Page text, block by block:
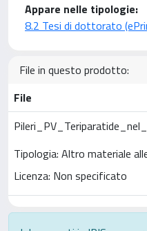
Appare nelle tipologie:
8.2 Tesi di dottorato
File in questo prodotto:
File
Tipologia: Altro materiale
Licenza: Non specificato